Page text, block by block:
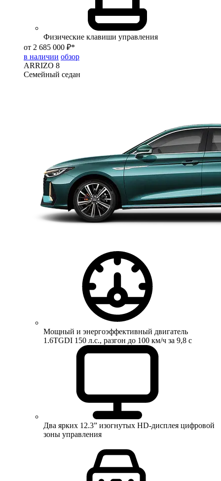
Физические клавиши управления
от 2 685 000 ₽*
в наличии обзор
ARRIZO 8
Семейный седан
Мощный и энергоэффективный двигатель
1.6TGDI 150 л.с., разгон до 100 км/ч за 9,8 с
Два ярких 12.3” изогнутых HD-дисплея цифровой
зоны управления